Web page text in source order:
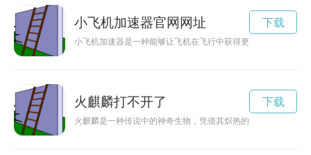
小飞机加速器官网网址
小飞机加速器是一种能够让飞机在飞行中获得更高速度的设备
下载
火麒麟打不开了
火麒麟是一种传说中的神奇生物，凭借其炽热的火焰和神秘的
下载